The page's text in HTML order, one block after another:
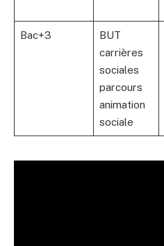
Bac+3
BUT
carrières
sociales
parcours
animation
sociale